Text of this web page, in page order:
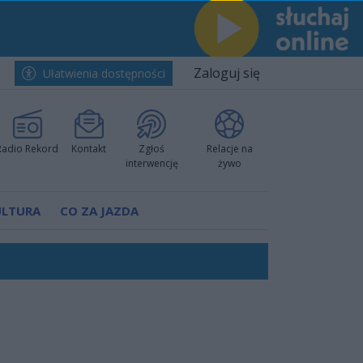
Ułatwienia dostępności Zaloguj się
Rekord Kontakt
Zgłoś
interwencję
Relacje na
żywo
CO ZA JAZDA